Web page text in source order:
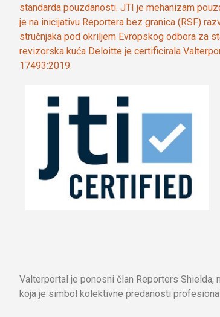
standarda pouzdanosti. JTI je mehanizam
je na inicijativu Reportera bez granica (RSF)
stručnjaka pod okriljem Evropskog odbora za
revizorska kuća Deloitte je certificirala
17493:2019.
Valterportal je ponosni član Reporters Shielda,
koja je simbol kolektivne predanosti